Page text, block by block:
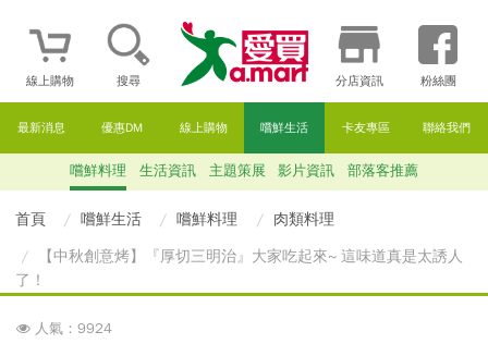
線上購物 搜尋 分店資訊 粉絲團
最新消息 優惠DM 線上購物 嚐鮮生活 卡友專區 聯絡我們
嚐鮮料理 生活資訊 主題策展 影片資訊 部落客推薦
首頁 嚐鮮生活 嚐鮮料理
肉類料理
【中秋創意烤】『厚切三明治』大家吃起來~ 這味道真是太誘人
了！
人氣：9924